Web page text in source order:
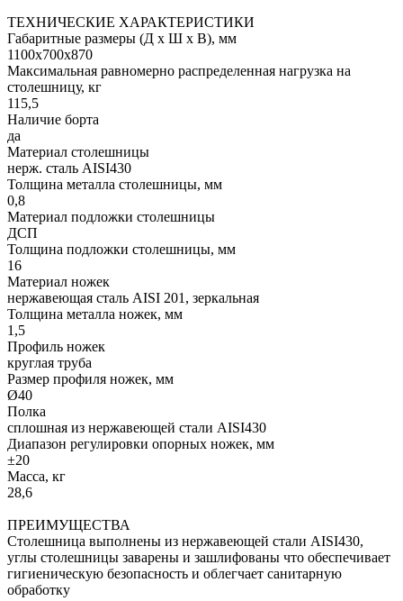
ТЕХНИЧЕСКИЕ ХАРАКТЕРИСТИКИ
Габаритные размеры (Д х Ш х В), мм
1100х700х870
Максимальная равномерно распределенная нагрузка на
столешницу, кг
115,5
Наличие борта
да
Материал столешницы
нерж. сталь AISI430
Толщина металла столешницы, мм
0,8
Материал подложки столешницы
ДСП
Толщина подложки столешницы, мм
16
Материал ножек
нержавеющая сталь AISI 201, зеркальная
Толщина металла ножек, мм
1,5
Профиль ножек
круглая труба
Размер профиля ножек, мм
Ø40
Полка
сплошная из нержавеющей стали AISI430
Диапазон регулировки опорных ножек, мм
±20
Масса, кг
28,6
ПРЕИМУЩЕСТВА
Столешница выполнены из нержавеющей стали AISI430,
углы столешницы заварены и зашлифованы что обеспечивает
гигиеническую безопасность и облегчает санитарную
обработку